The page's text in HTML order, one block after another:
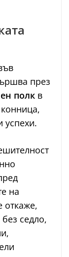
през
полк в
успехи.
на
откаже,
седло,